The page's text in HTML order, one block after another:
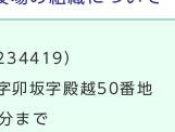
）
卯坂字殿越50番地
まで